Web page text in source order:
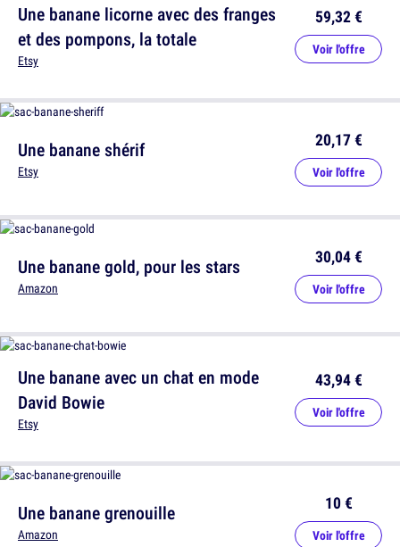
Une banane shérif
Etsy
20,17 €
Voir l'offre
Une banane avec un chat en mode
David Bowie
Etsy
43,94 €
Voir l'offre
Une banane licorne avec des franges
et des pompons, la totale
Etsy
59,32 €
Voir l'offre
Une banane gold, pour les stars
Amazon
30,04 €
Voir l'offre
Une banane grenouille
Amazon
10 €
Voir l'offre